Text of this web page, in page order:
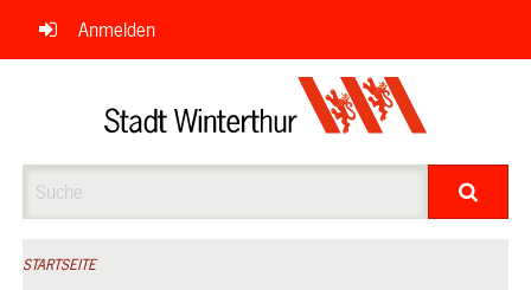
Navigation
überspringen
Anmelden
STARTSEITE